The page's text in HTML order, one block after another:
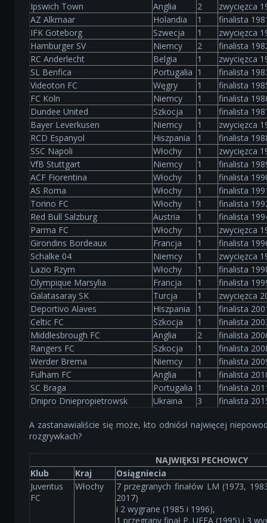
Ipswich Town
Anglia 2
zwycięzca
AZ Alkmaar
Holandia 1
finalista
IFK Goteborg
Szwecja 1
zwycięzca
Hamburger SV
Niemcy 2
finalista
RC Anderlecht
Belgia 1
zwycięzca
SL Benfica
Portugalia 1
finalista
Videoton FC
Węgry 1
finalista
FC Koln
Niemcy 1
finalista
Dundee United
Szkocja 1
finalista
Bayer Leverkusen
Niemcy 1
zwycięzca
RCD Espanyol
Hiszpania 1
finalista
SSC Napoli
Włochy 1
zwycięzca
VfB Stuttgart
Niemcy 1
finalista
ACF Fiorentina
Włochy 1
finalista
AS Roma
Włochy 1
finalista
Torino FC
Włochy 1
finalista
Red Bull Salzburg
Austria 1
finalista
Parma FC
Włochy 1
zwycięzca
Girondins Bordeaux
Francja 1
finalista
Schalke 04
Niemcy 1
zwycięzca
Lazio Rzym
Włochy 1
finalista
Olympique Marsylia
Francja 1
finalista
Galatasaray SK
Turcja 1
zwycięzca
Deportivo Alaves
Hiszpania 1
finalista
Celtic FC
Szkocja 1
finalista
Middlesbrough FC
Anglia 2
finalista
Rangers FC
Szkocja 1
finalista
Werder Brema
Niemcy 1
finalista
Fulham FC
Anglia 1
finalista
SC Braga
Portugalia 1
finalista
Dnipro Dniepropietrowsk
Ukraina 3 finalista
A zastanawialiście się może, kto odniósł najwięcej
rozgrywkach?
NAJWIĘKSI PECHOWCY
Klub
Kraj
Osiągniecia
Juventus
FC
Włochy
7 przegranych finałów LM (1973,
2017)
i 2 wygrane (1985 i 1996),
1 przegrany finał P. UEFA (1995) i 3